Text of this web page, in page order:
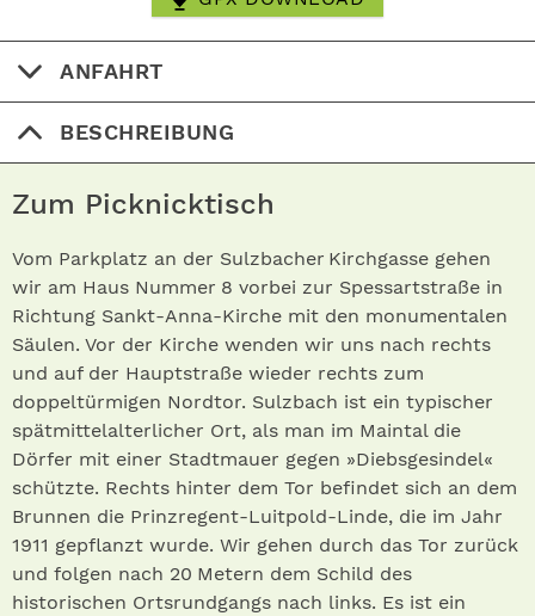
ANFAHRT
BESCHREIBUNG
Zum Picknicktisch
Vom Parkplatz an der Sulzbacher Kirchgasse gehen
wir am Haus Nummer 8 vorbei zur Spessartstraße in
Richtung Sankt-Anna-Kirche mit den monumentalen
Säulen. Vor der Kirche wenden wir uns nach rechts
und auf der Hauptstraße wieder rechts zum
doppeltürmigen Nordtor. Sulzbach ist ein typischer
spätmittelalterlicher Ort, als man im Maintal die
Dörfer mit einer Stadtmauer gegen »Diebsgesindel«
schützte. Rechts hinter dem Tor befindet sich an dem
Brunnen die Prinzregent-Luitpold-Linde, die im Jahr
1911 gepflanzt wurde. Wir gehen durch das Tor zurück
und folgen nach 20 Metern dem Schild des
historischen Ortsrundgangs nach links. Es ist ein